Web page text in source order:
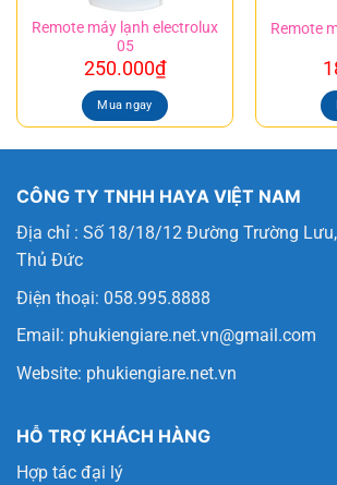
Remote máy lạnh electrolux
05
250.000₫
Mua ngay
Remote
CÔNG TY TNHH HAYA VIỆT NAM
Địa chỉ : Số 18/18/12 Đường Trường
Thủ Đức
Điện thoại: 058.995.8888
Email: phukiengiare.net.vn@gmail.com
Website: phukiengiare.net.vn
HỖ TRỢ KHÁCH HÀNG
Hợp tác đại lý